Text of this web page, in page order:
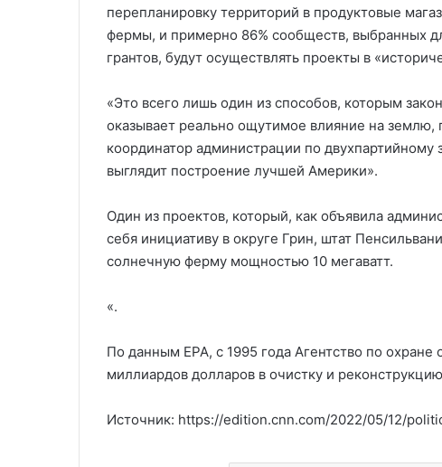
перепланировку территорий в продуктовые
фермы, и примерно 86% сообществ, выбранных
грантов, будут осуществлять проекты в
«Это всего лишь один из способов, которым
оказывает реально ощутимое влияние на землю,
координатор администрации по двухпартийному
выглядит построение лучшей Америки».
Один из проектов, который, как объявила
себя инициативу в округе Грин, штат
солнечную ферму мощностью 10 мегаватт.
«.
По данным EPA, с 1995 года Агентство по
миллиардов долларов в очистку и
Источник: https://edition.cnn.com/2022/05/12/